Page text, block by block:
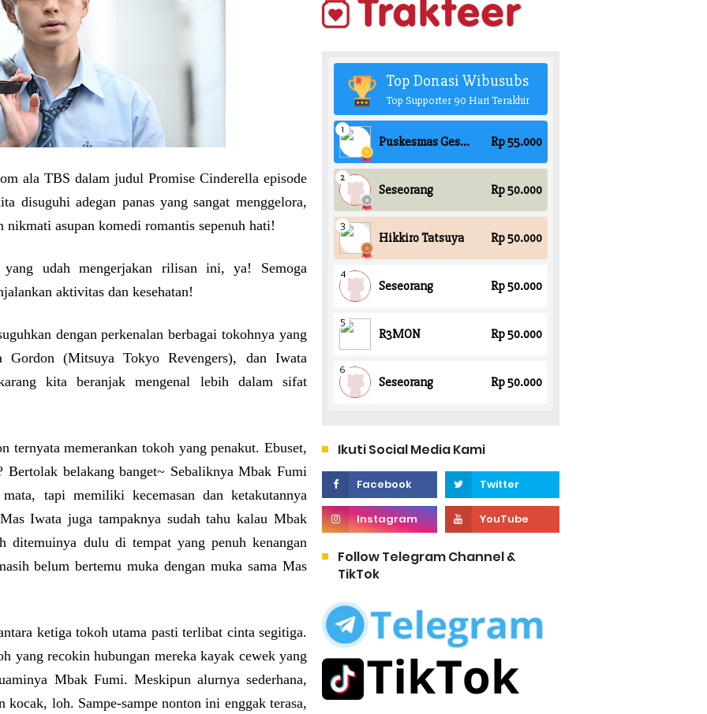
ala TBS dalam judul Promise Cinderella episode
disuguhi adegan panas yang sangat menggelora,
nikmati asupan komedi romantis sepenuh hati!
udah mengerjakan rilisan ini, ya! Semoga
aktivitas dan kesehatan!
dengan perkenalan berbagai tokohnya yang
Gordon (Mitsuya Tokyo Revengers), dan Iwata
kita beranjak mengenal lebih dalam sifat
ternyata memerankan tokoh yang penakut. Ebuset,
Bertolak belakang banget~ Sebaliknya Mbak Fumi
tapi memiliki kecemasan dan ketakutannya
Iwata juga tampaknya sudah tahu kalau Mbak
ditemuinya dulu di tempat yang penuh kenangan
belum bertemu muka dengan muka sama Mas
ketiga tokoh utama pasti terlibat cinta segitiga.
yang recokin hubungan mereka kayak cewek yang
Mbak Fumi. Meskipun alurnya sederhana,
kocak, loh. Sampe-sampe nonton ini enggak terasa,
Ikuti Social Media Kami
Follow Telegram Channel &
TikTok